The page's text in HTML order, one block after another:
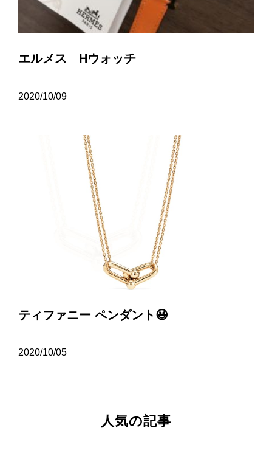
エルメス Hウォッチ
2020/10/09
ティファニー ペンダント😆
2020/10/05
人気の記事